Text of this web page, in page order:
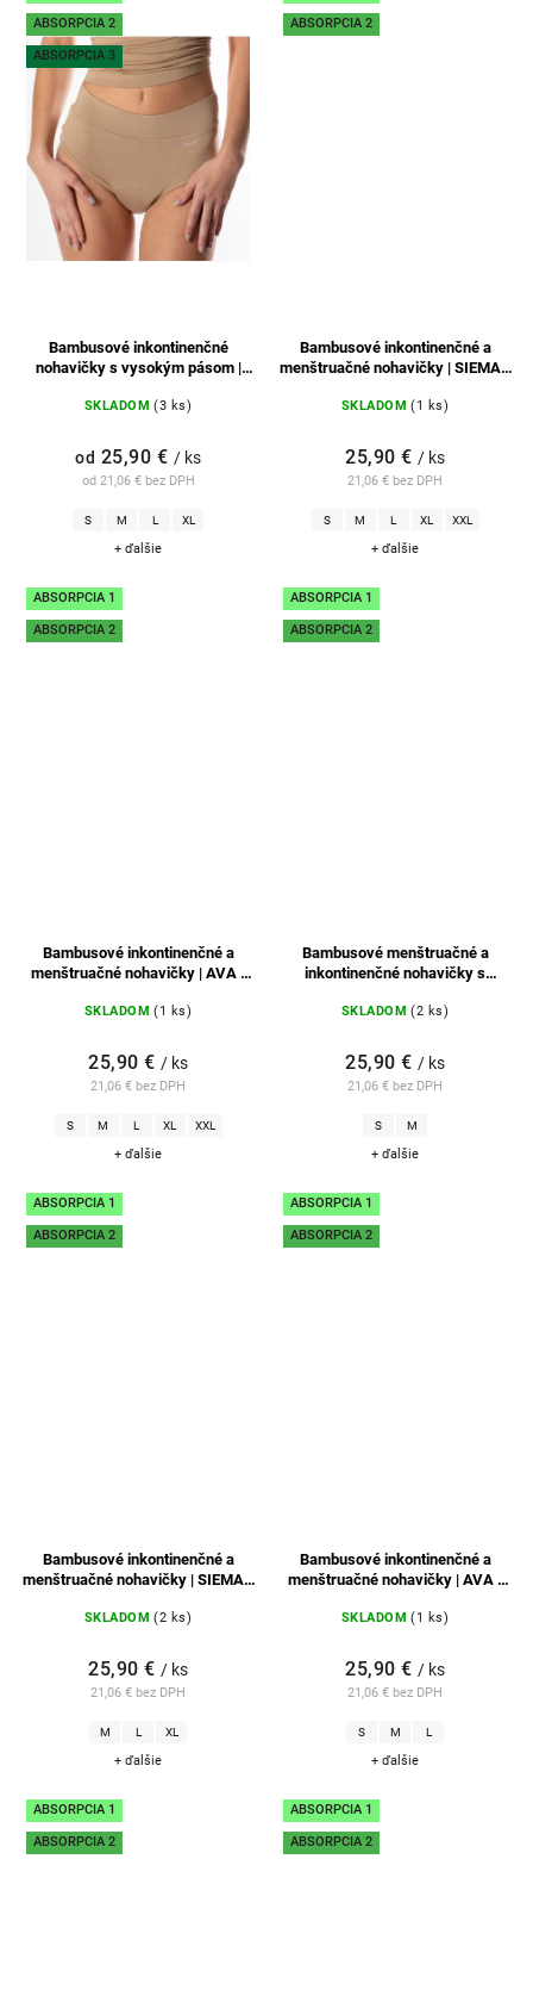
ABSORPCIA 2
ABSORPCIA 3
Bambusové inkontinenčné
nohavičky s vysokým pásom |
SKLADOM (3 ks)
od 21,06 € bez DPH
od 25,90 € / ks
S M L XL
+ ďalšie
ABSORPCIA 2
Bambusové inkontinenčné a
menštruačné nohavičky | SIEMA -
SKLADOM (1 ks)
21,06 € bez DPH
25,90 € / ks
S M L XL XXL
+ ďalšie
ABSORPCIA 1
ABSORPCIA 2
Bambusové inkontinenčné a
menštruačné nohavičky | AVA -
SKLADOM (1 ks)
21,06 € bez DPH
25,90 € / ks
S M L XL XXL
+ ďalšie
ABSORPCIA 1
ABSORPCIA 2
Bambusové menštruačné a
inkontinenčné nohavičky s
SKLADOM (2 ks)
21,06 € bez DPH
25,90 € / ks
S M
+ ďalšie
ABSORPCIA 1
ABSORPCIA 2
Bambusové inkontinenčné a
menštruačné nohavičky | SIEMA -
SKLADOM (2 ks)
21,06 € bez DPH
25,90 € / ks
M L XL
+ ďalšie
ABSORPCIA 1
ABSORPCIA 2
Bambusové inkontinenčné a
menštruačné nohavičky | AVA -
SKLADOM (1 ks)
21,06 € bez DPH
25,90 € / ks
S M L
+ ďalšie
ABSORPCIA 1
ABSORPCIA 2
ABSORPCIA 1
ABSORPCIA 2